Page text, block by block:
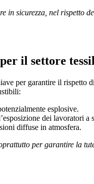
in sicurezza, nel rispetto
il settore
per garantire il rispetto di
esplosive.
dei lavoratori a
diffuse in atmosfera.
per garantire la